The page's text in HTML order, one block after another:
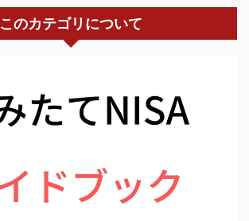
このカテゴリについて